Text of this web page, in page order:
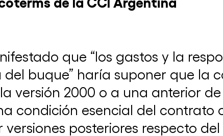
27 de diciembre de 2024
que “los gastos y la
buque” haría suponer que la
versión 2000 o a una anterior
condición esencial del contrato
posteriores respecto